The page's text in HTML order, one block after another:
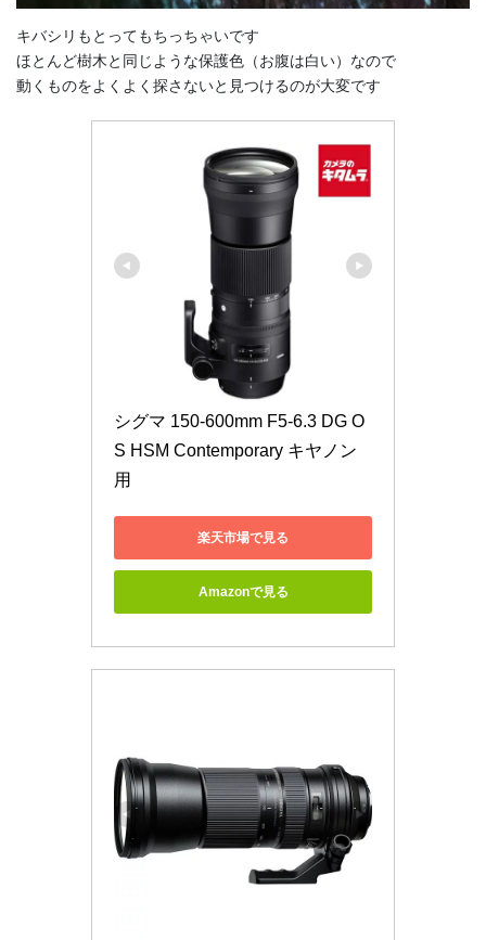
キバシリもとってもちっちゃいです
ほとんど樹木と同じような保護色（お腹は白い）なので
動くものをよくよく探さないと見つけるのが大変です
シグマ 150-600mm F5-6.3 DG O
S HSM Contemporary キヤノン
用
楽天市場で見る
Amazonで見る